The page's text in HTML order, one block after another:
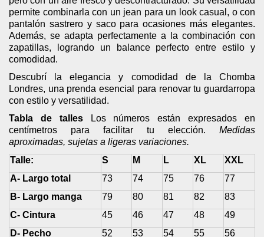
permite combinarla con un jean para un look casual, o con
pantalón sastrero y saco para ocasiones más elegantes.
Además, se adapta perfectamente a la combinación con
zapatillas, logrando un balance perfecto entre estilo y
comodidad.
Descubrí la elegancia y comodidad de la Chomba
Londres, una prenda esencial para renovar tu guardarropa
con estilo y versatilidad.
Tabla de talles
Los números están expresados en
centímetros para facilitar tu elección. Medidas
aproximadas, sujetas a ligeras variaciones.
Talle:
S M L XL
XXL
A- Largo total
73 74 75 76
77
B- Largo manga
79 80 81 82
83
C- Cintura
45 46 47 48
49
D- Pecho
52 53 54 55
56